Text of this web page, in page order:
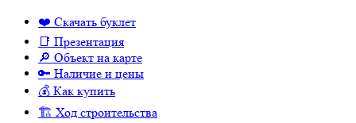
❤️ Скачать буклет
📑 Презентация
🔎 Объект на карте
🔑 Наличие и цены
💰 Как купить
🏗 Ход строительства